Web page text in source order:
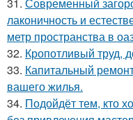
лаконичность и
метр пространства в
32. Кропотливый труд,
33. Капитальный
вашего жилья.
34. Подойдёт тем, кто